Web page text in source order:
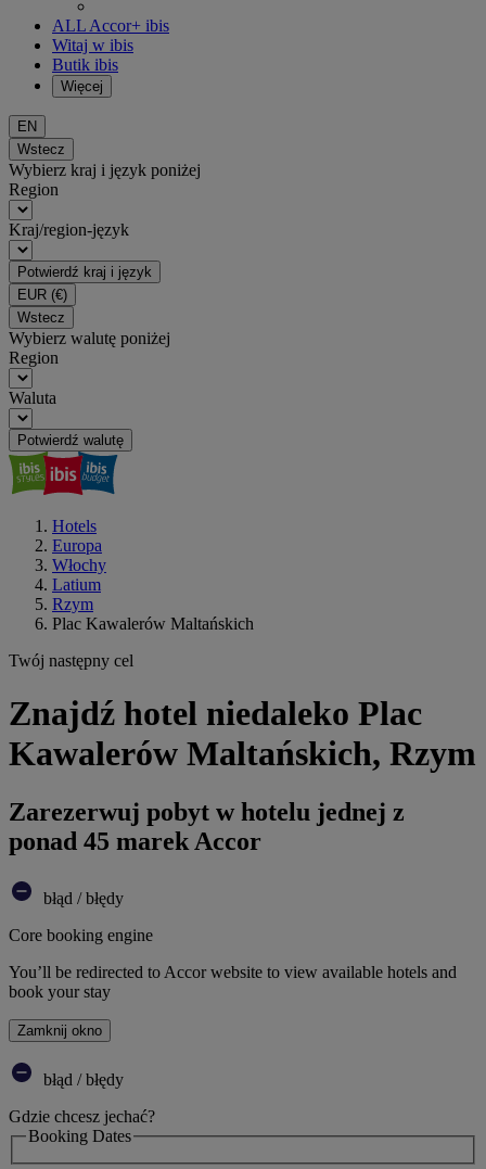
ALL Accor+ ibis
Witaj w ibis
Butik ibis
Więcej
EN
Wstecz
Wybierz kraj i język poniżej
Region
Kraj/region-język
Potwierdź kraj i język
EUR (€)
Wstecz
Wybierz walutę poniżej
Region
Waluta
Potwierdź walutę
Hotels
Europa
Włochy
Latium
Rzym
Plac Kawalerów Maltańskich
Twój następny cel
Znajdź hotel niedaleko Plac
Kawalerów Maltańskich, Rzym
Zarezerwuj pobyt w hotelu jednej z
ponad 45 marek Accor
błąd / błędy
Core booking engine
You’ll be redirected to Accor website to view available hotels and
book your stay
Zamknij okno
błąd / błędy
Gdzie chcesz jechać?
Booking Dates